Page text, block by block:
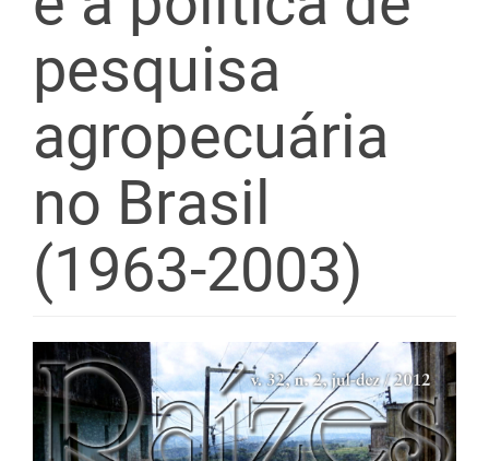
pesquisa
agropecuária
no Brasil
(1963-2003)
Barra
lateral